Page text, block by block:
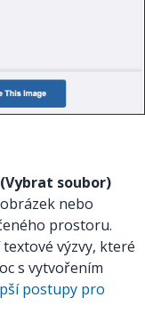
soubor)
nebo
prostoru.
výzvy, které
s vytvořením
postupy pro